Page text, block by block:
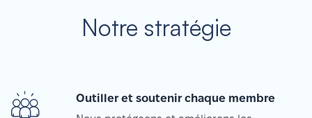
Notre stratégie
Outiller et soutenir chaque membre